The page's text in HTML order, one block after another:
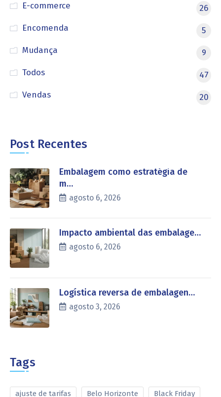
E-commerce
26
Encomenda
5
Mudança
9
Todos
47
Vendas
20
Post Recentes
Embalagem como estratégia de
m…
agosto 6, 2026
Impacto ambiental das embalage…
agosto 6, 2026
Logística reversa de embalagen…
agosto 3, 2026
Tags
ajuste de tarifas Belo Horizonte Black Friday